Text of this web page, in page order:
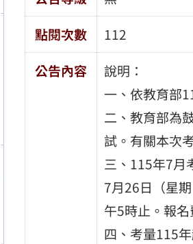
點閱次數
112
公告內容
說明：
一、依教育部
二、教育部為
試。有關本次
三、115年7月
7月26日（星
午5時止。報
四、考量115